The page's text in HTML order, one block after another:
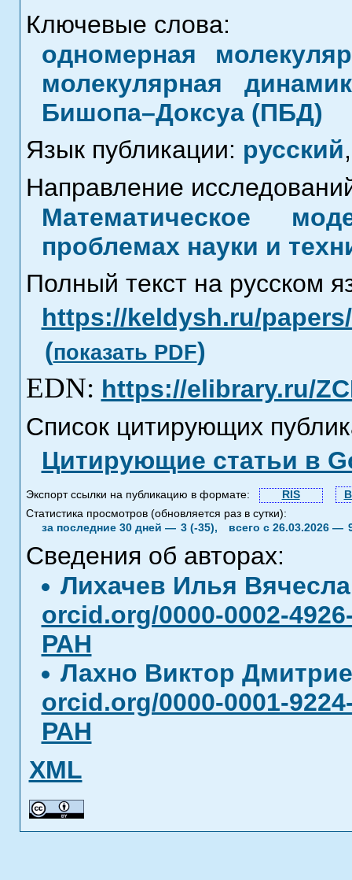
Ключевые слова:
одномерная
молекулярная
Бишопа–Доксуа (ПБД)
Язык публикации: русский,
Направление
Математическое
проблемах науки и
Полный текст на русском
https://keldysh.ru/
(показать PDF)
EDN: https://elibrary.ru/
Список цитирующих
Цитирующие статьи в
Экспорт ссылки на публикацию в формате: RIS
Статистика просмотров (обновляется раз в сутки):
за последние 30 дней — 3 (-35), всего с 26.03.2026 —
Сведения об авторах:
Лихачев Илья
orcid.org/0000-0002-
РАН
Лахно Виктор
orcid.org/0000-0001-
РАН
XML